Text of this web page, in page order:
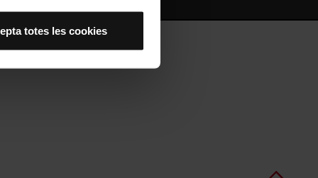
d’usuari.
totes les cookies